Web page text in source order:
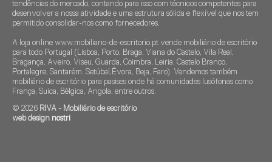
tendências do mercado, contando para isso com técnicos competentes para
desenvolver a nossa atividade e uma estrutura sólida e flexível que nos tem
permitido consolidar-nos como fornecedores.
A loja online www.mobiliario-de-escritorio.pt vende mobiliário de escritório
para todo Portugal (Lisboa, Porto, Braga, Viana do Castelo, Vila Real,
Bragança, Aveiro, Viseu, Guarda, Coimbra, Leiria, Castelo Branco,
Portalegre, Santarém. Setúbal,Évora, Beja, Faro). Vendemos também
mobiliário de escritório para pasises onde há comunidades lusófonas como
França, Suica, Bélgica, Angola, entre outros.
© 2026 RIVA - Mobiliário de escritório
web design nostri